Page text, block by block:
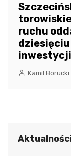
ruchu
inwestycji
Kamil Borucki